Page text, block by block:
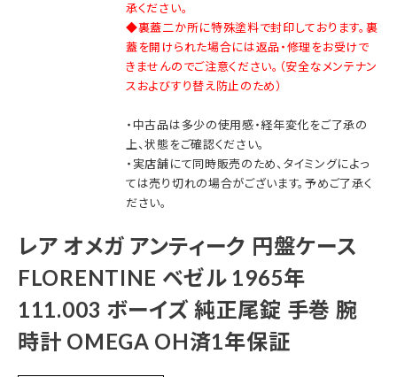
承ください。
◆裏蓋二か所に特殊塗料で封印しております。裏
蓋を開けられた場合には返品・修理をお受けで
きませんのでご注意ください。（安全なメンテナン
スおよびすり替え防止のため）
・中古品は多少の使用感・経年変化をご了承の
上、状態をご確認ください。
・実店舗にて同時販売のため、タイミングによっ
ては売り切れの場合がございます。予めご了承く
ださい。
レア オメガ アンティーク 円盤ケース
FLORENTINE ベゼル 1965年
111.003 ボーイズ 純正尾錠 手巻 腕
時計 OMEGA OH済1年保証